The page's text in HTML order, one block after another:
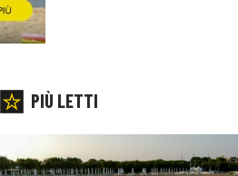
PIÙ LETTI